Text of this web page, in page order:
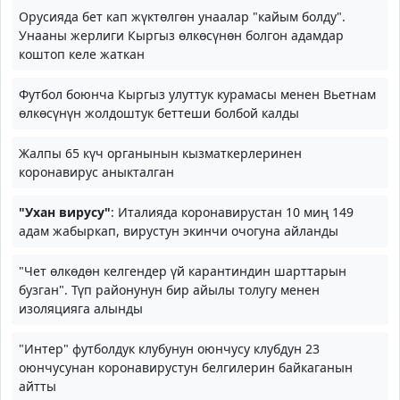
Орусияда бет кап жүктөлгөн унаалар "кайым болду".
Унааны жерлиги Кыргыз өлкөсүнөн болгон адамдар
коштоп келе жаткан
Футбол боюнча Кыргыз улуттук курамасы менен Вьетнам
өлкөсүнүн жолдоштук беттеши болбой калды
Жалпы 65 күч органынын кызматкерлеринен
коронавирус аныкталган
"Ухан вирусу": Италияда коронавирустан 10 миң 149
адам жабыркап, вирустун экинчи очогуна айланды
"Чет өлкөдөн келгендер үй карантиндин шарттарын
бузган". Түп районунун бир айылы толугу менен
изоляцияга алынды
"Интер" футболдук клубунун оюнчусу клубдун 23
оюнчусунан коронавирустун белгилерин байкаганын
айтты